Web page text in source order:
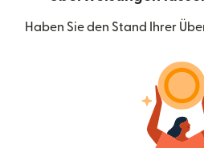
Haben Sie den Stand Ihrer